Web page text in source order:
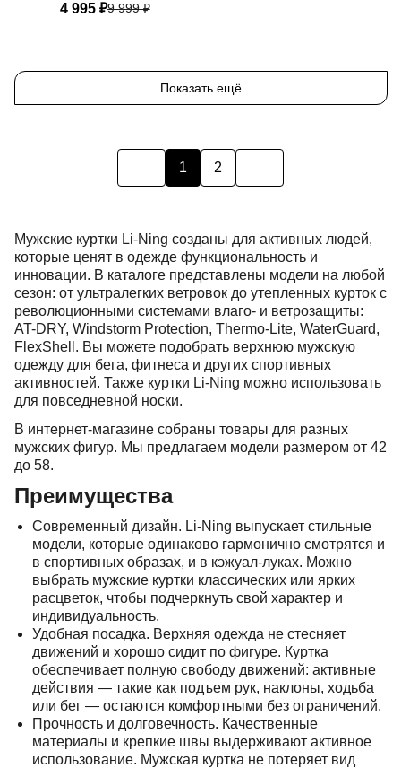
4 995 ₽9 999 ₽
Показать ещё
1 2
Мужские куртки Li-Ning созданы для активных людей,
которые ценят в одежде функциональность и
инновации. В каталоге представлены модели на любой
сезон: от ультралегких ветровок до утепленных курток с
революционными системами влаго- и ветрозащиты:
AT-DRY, Windstorm Protection, Thermo-Lite, WaterGuard,
FlexShell. Вы можете подобрать верхнюю мужскую
одежду для бега, фитнеса и других спортивных
активностей. Также куртки Li-Ning можно использовать
для повседневной носки.
В интернет-магазине собраны товары для разных
мужских фигур. Мы предлагаем модели размером от 42
до 58.
Преимущества
Современный дизайн. Li-Ning выпускает стильные
модели, которые одинаково гармонично смотрятся и
в спортивных образах, и в кэжуал-луках. Можно
выбрать мужские куртки классических или ярких
расцветок, чтобы подчеркнуть свой характер и
индивидуальность.
Удобная посадка. Верхняя одежда не стесняет
движений и хорошо сидит по фигуре. Куртка
обеспечивает полную свободу движений: активные
действия — такие как подъем рук, наклоны, ходьба
или бег — остаются комфортными без ограничений.
Прочность и долговечность. Качественные
материалы и крепкие швы выдерживают активное
использование. Мужская куртка не потеряет вид